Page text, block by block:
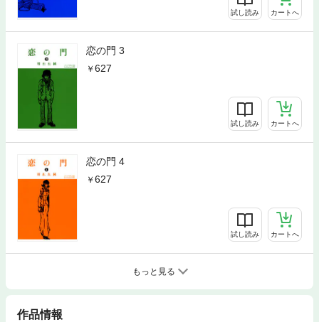
試し読み カートへ
恋の門 3
627
試し読み カートへ
恋の門 4
627
試し読み カートへ
もっと見る
作品情報